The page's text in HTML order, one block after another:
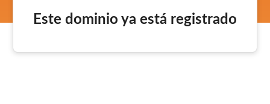
Este dominio ya está registrado